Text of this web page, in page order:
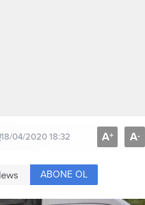
18/04/2020 18:32 A+ A-
ABONE OL